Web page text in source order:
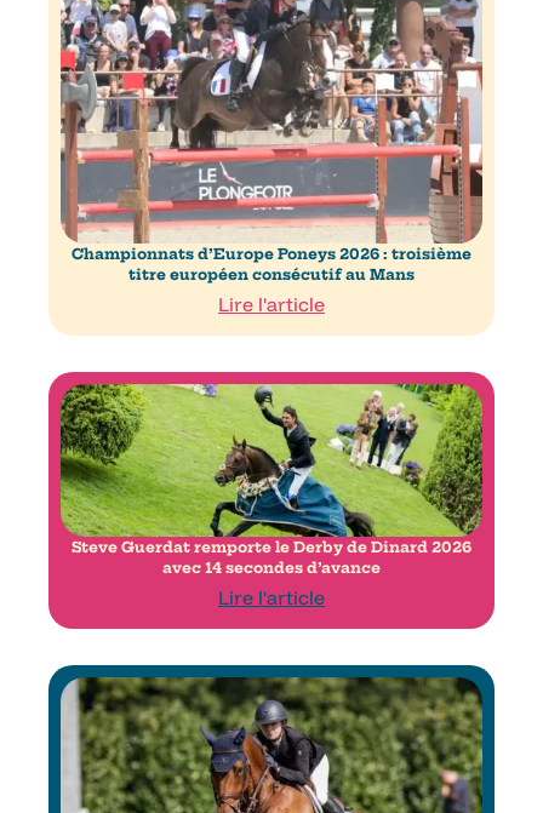
Championnats d’Europe Poneys 2026 : troisième
titre européen consécutif au Mans
Lire l'article
Steve Guerdat remporte le Derby de Dinard 2026
avec 14 secondes d’avance
Lire l'article